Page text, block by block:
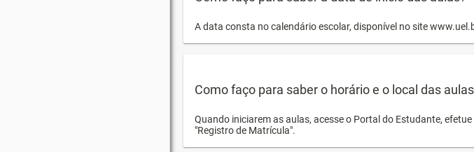
A data consta no calendário escolar, disponível no site
Como faço para saber o horário e o local das
Quando iniciarem as aulas, acesse o Portal do Estudante,
"Registro de Matrícula".